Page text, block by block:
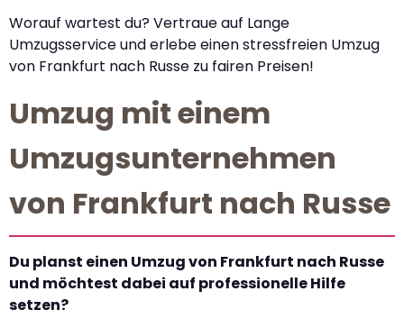
Worauf wartest du? Vertraue auf Lange
Umzugsservice und erlebe einen stressfreien Umzug
von Frankfurt nach Russe zu fairen Preisen!
Umzug mit einem
Umzugsunternehmen
von Frankfurt nach Russe
Du planst einen Umzug von Frankfurt nach Russe
und möchtest dabei auf professionelle Hilfe
setzen?